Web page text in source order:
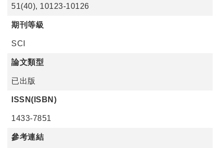
51(40), 10123-10126
期刊等級
SCI
論文類型
已出版
ISSN(ISBN)
1433-7851
參考連結